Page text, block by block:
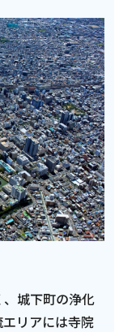
城下町の浄化
リアには寺院